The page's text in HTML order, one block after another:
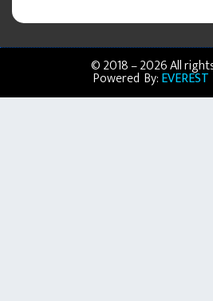
© 2018 – 2026 All
Powered By: